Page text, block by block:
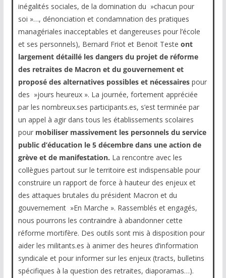
inégalités sociales, de la domination du »chacun pour
soi »…, dénonciation et condamnation des pratiques
managériales inacceptables et dangereuses pour l’école
et ses personnels), Bernard Friot et Benoit Teste ont
largement détaillé les dangers du projet de réforme
des retraitesde Macron et du gouvernement et
proposé desalternatives possibles et nécessaires pour
des »jours heureux ». La journée, fortement appréciée
par les nombreux.ses participants.es, s’est terminée par
un appel à agir dans tous les établissements scolaires
pourmobiliser massivement les personnels du service
public d’éducation le 5 décembre dans une action de
grève et de manifestation. La rencontre avec les
collègues partout sur le territoire est indispensable pour
construire un rapport de force à hauteur des enjeux et
des attaques brutales du président Macron et du
gouvernement »En Marche ». Rassemblés et engagés,
nous pourrons les contraindre à abandonner cette
réforme mortifère. Des outils sont mis à disposition pour
aider les militants.es à animer des heures d’information
syndicale et pour informer sur les enjeux (tracts, bulletins
spécifiques à la question des retraites, diaporamas…).